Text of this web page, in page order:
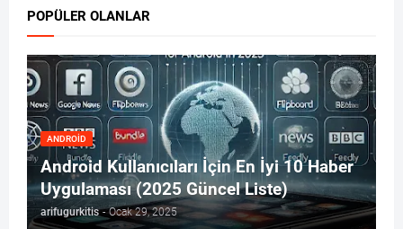
POPÜLER OLANLAR
ANDROID
Android Kullanıcıları İçin En İyi 10 Haber
Uygulaması (2025 Güncel Liste)
arifugurkitis - Ocak 29, 2025